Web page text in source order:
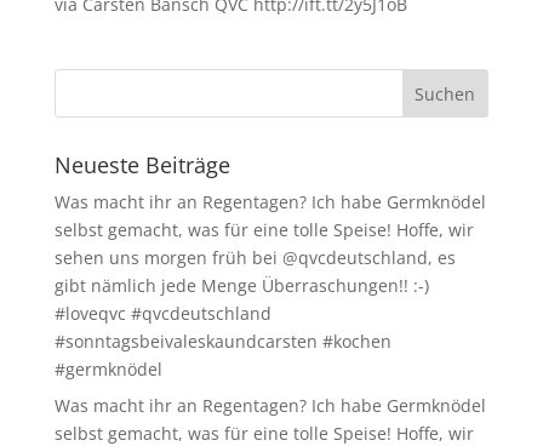
Neueste Beiträge
Was macht ihr an Regentagen? Ich habe Germknödel
selbst gemacht, was für eine tolle Speise! Hoffe, wir
sehen uns morgen früh bei @qvcdeutschland, es
gibt nämlich jede Menge Überraschungen!! :-)
#loveqvc #qvcdeutschland
#sonntagsbeivaleskaundcarsten #kochen
#germknödel
Was macht ihr an Regentagen? Ich habe Germknödel
selbst gemacht, was für eine tolle Speise! Hoffe, wir